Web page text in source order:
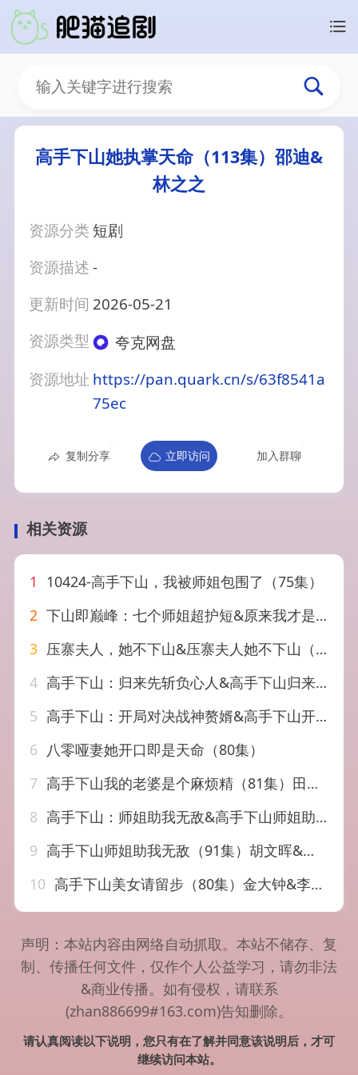
高手下山她执掌天命（113集）邵迪&
林之之
资源分类 短剧
资源描述-
更新时间 2026-05-21
资源类型
夸克网盘
资源地址 https://pan.quark.cn/s/63f8541a
75ec
复制分享 立即访问 加入群聊
相关资源
1
10424-高手下山，我被师姐包围了（75集）
2 下山即巅峰：七个师姐超护短&原来我才是高手 (80集) 孙雪阳&杨盼盼
3 压寨夫人，她不下山&压寨夫人她不下山（43集）AI短剧
4 高手下山：归来先斩负心人&高手下山归来先斩负心人（78集）郭子煜&田诗园
5 高手下山：开局对决战神赘婿&高手下山开局对决战神赘婿（110集）朱昱熹&宋瑞
6 八零哑妻她开口即是天命（80集）
7 高手下山我的老婆是个麻烦精（81集）田杨&朱艺雯
8 高手下山：师姐助我无敌&高手下山师姐助我无敌（91集）胡文晖&郭诗玥
9 高手下山师姐助我无敌（91集）胡文晖&郭诗玥
10 高手下山美女请留步（80集）金大钟&李图图
声明：本站内容由网络自动抓取。本站不储存、复
制、传播任何文件，仅作个人公益学习，请勿非法
&商业传播。如有侵权，请联系
(zhan886699#163.com)告知删除。
请认真阅读以下说明，您只有在了解并同意该说明后，才可
继续访问本站。